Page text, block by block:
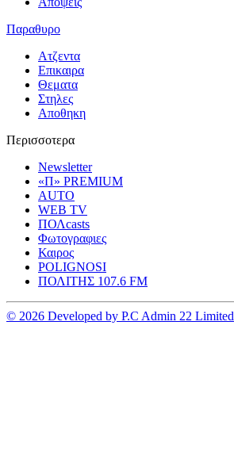
Παραθυρο
Ατζεντα
Επικαιρα
Θεματα
Στηλες
Αποθηκη
Περισσοτερα
Newsletter
«Π» PREMIUM
AUTO
WEB TV
ΠΟΛcasts
Φωτογραφιες
Καιρος
POLIGNOSI
ΠΟΛΙΤΗΣ 107.6 FM
© 2026 Developed by P.C Admin 22 Limited